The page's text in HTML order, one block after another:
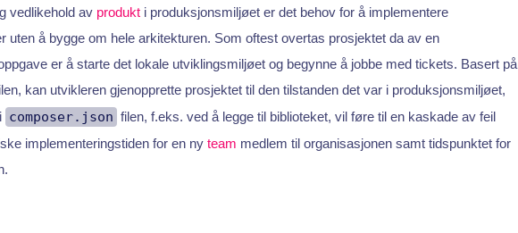
vedlikehold av produkti produksjonsmiljøet er det behov for å implementere
uten å bygge om hele arkitekturen. Som oftest overtas prosjektet da av en
er å starte det lokale utviklingsmiljøet og begynne å jobbe med tickets. Basert på
kan utvikleren gjenopprette prosjektet til den tilstanden det var i produksjonsmiljøet,
composer.json filen, f.eks. ved å legge til biblioteket, vil føre til en kaskade av feil
implementeringstiden for en ny team medlem til organisasjonen samt tidspunktet for